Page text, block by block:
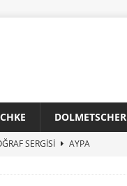
DOLMETSCHER
SERGİSİ
AYPA